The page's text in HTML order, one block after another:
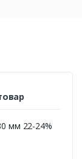
мм 22-24%